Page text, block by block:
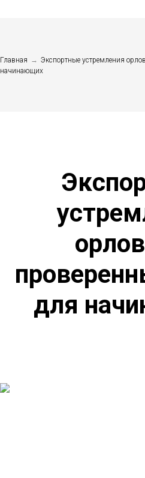
Главная → Экспортные устремления
начинающих
для